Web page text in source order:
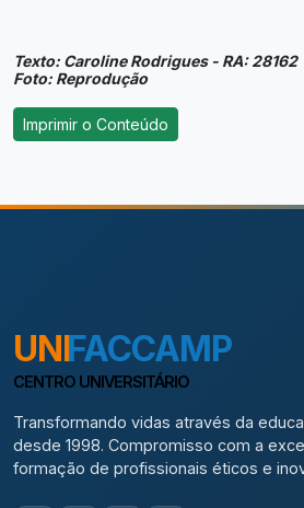
Texto: Caroline Rodrigues - RA: 28162
Foto: Reprodução
UNIFACCAMP
CENTRO UNIVERSITÁRIO
Transformando vidas através da
desde 1998. Compromisso com a
formação de profissionais éticos e